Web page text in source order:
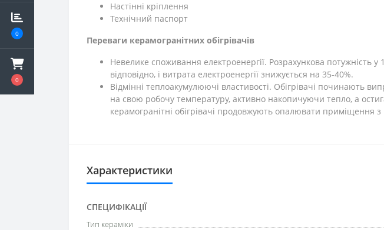
0
0
Настінні кріплення
Технічний паспорт
Переваги керамогранітних обігрівачів
Невелике споживання електроенергії. Розрахункова потужність
відповідно, і витрата електроенергії знижується на 35-40%.
Відмінні теплоакумулюючі властивості. Обігрівачі починають
на свою робочу температуру, активно накопичуючи тепло, а
керамогранітні обігрівачі продовжують опалювати приміщення
Характеристики
СПЕЦИФІКАЦІЇ
Тип кераміки